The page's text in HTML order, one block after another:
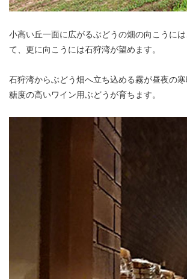
小高い丘一面に広がるぶどうの畑の向こうに
て、更に向こうには石狩湾が望めます。
石狩湾からぶどう畑へ立ち込める霧が昼夜の寒
糖度の高いワイン用ぶどうが育ちます。